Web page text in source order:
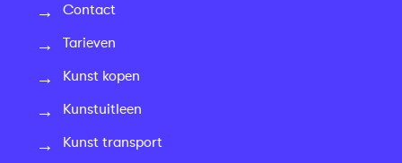
Contact
Tarieven
Kunst kopen
Kunstuitleen
Kunst transport